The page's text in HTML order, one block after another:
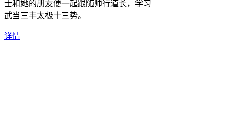
士和她的朋友便一起跟随师行道长，学习
武当三丰太极十三势。
详情